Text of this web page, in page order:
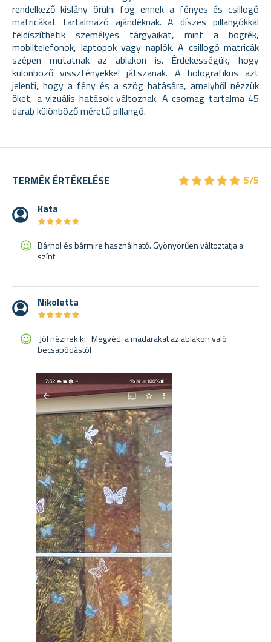
rendelkező kislány örülni fog ennek a fényes és csillogó
matricákat tartalmazó ajándéknak. A díszes pillangókkal
feldíszíthetik személyes tárgyaikat, mint a bögrék,
mobiltelefonok, laptopok vagy naplók. A csillogó matricák
szépen mutatnak az ablakon is. Érdekességük, hogy
különböző visszfényekkel játszanak. A holografikus azt
jelenti, hogy a fény és a szög hatására, amelyből nézzük
őket, a vizuális hatások változnak. A csomag tartalma 45
darab különböző méretű pillangó.
TERMÉK ÉRTÉKELÉSE ★★★★★
★★★★★ 5/5
Kata
★★★★★
★★★★★
Bárhol és bármire használható. Gyönyörűen változtatja a
színt
Nikoletta
★★★★★
★★★★★
Jól néznek ki. Megvédi a madarakat az ablakon való
becsapódástól